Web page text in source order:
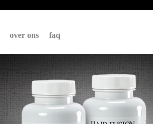
over ons faq